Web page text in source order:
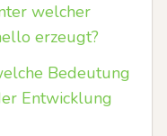
welcher
erzeugt?
Bedeutung
Entwicklung